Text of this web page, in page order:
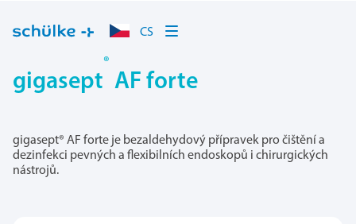
CS
gigasept
®
AF forte
gigasept® AF forte je bezaldehydový přípravek pro čištění a
dezinfekci pevných a flexibilních endoskopů i chirurgických
nástrojů.